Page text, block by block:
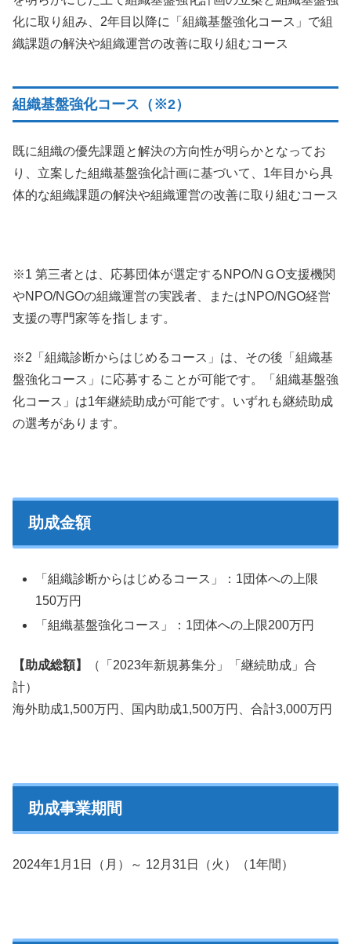
化に取り組み、2年目以降に「組織基盤強化コース」で組
織課題の解決や組織運営の改善に取り組むコース
組織基盤強化コース（※2）
既に組織の優先課題と解決の方向性が明らかとなってお
り、立案した組織基盤強化計画に基づいて、1年目から具
体的な組織課題の解決や組織運営の改善に取り組むコース
※1 第三者とは、応募団体が選定するNPO/NＧO支援機関
やNPO/NGOの組織運営の実践者、またはNPO/NGO経営
支援の専門家等を指します。
※2「組織診断からはじめるコース」は、その後「組織基
盤強化コース」に応募することが可能です。「組織基盤強
化コース」は1年継続助成が可能です。いずれも継続助成
の選考があります。
助成金額
「組織診断からはじめるコース」：1団体への上限
150万円
「組織基盤強化コース」：1団体への上限200万円
【助成総額】
（「2023年新規募集分」「継続助成」合
計）
海外助成1,500万円、国内助成1,500万円、合計3,000万円
助成事業期間
2024年1月1日（月）～ 12月31日（火）（1年間）